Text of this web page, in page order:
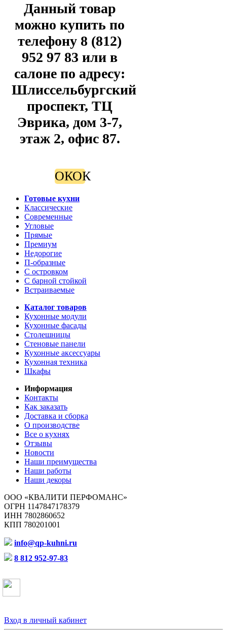
Данный товар
можно купить по
телефону 8 (812)
952 97 83 или в
салоне по адресу:
Шлиссельбургский
проспект, ТЦ
Эврика, дом 3-7,
этаж 2, офис 87.
ОКОК
Готовые кухни
Классические
Современные
Угловые
Прямые
Премиум
Недорогие
П-образные
С островком
С барной стойкой
Встраиваемые
Каталог товаров
Кухонные модули
Кухонные фасады
Столешницы
Стеновые панели
Кухонные аксессуары
Кухонная техника
Шкафы
Информация
Контакты
Как заказать
Доставка и сборка
О производстве
Все о кухнях
Отзывы
Новости
Наши преимущества
Наши работы
Наши декоры
ООО «КВАЛИТИ ПЕРФОМАНС»
ОГРН 1147847178379
ИНН 7802860652
КПП 780201001
info@qp-kuhni.ru
8 812 952-97-83
Вход в личный кабинет